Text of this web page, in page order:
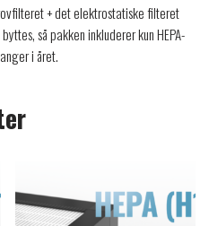
+ det elektrostatiske filteret
så pakken inkluderer kun HEPA-
i året.